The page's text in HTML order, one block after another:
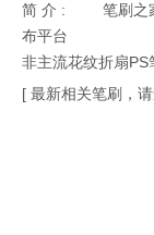
简 介 :
笔刷之
布平台
非主流花纹折扇PS
[ 最新相关笔刷，